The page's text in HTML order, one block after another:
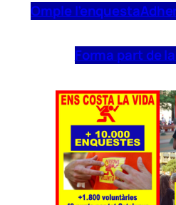
Omple l’enquesta
Forma part de